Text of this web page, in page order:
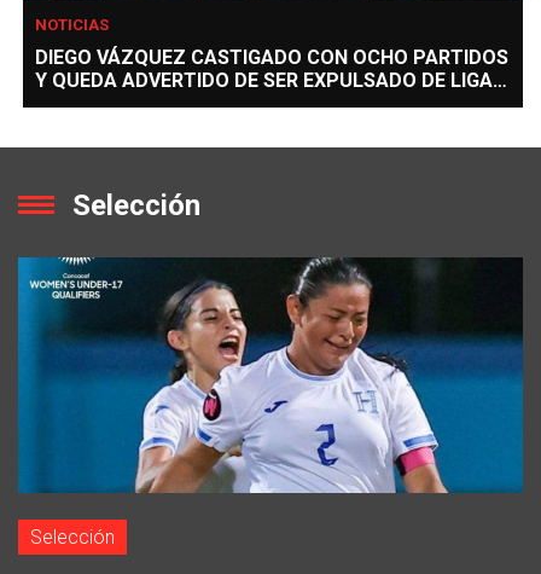
NOTICIAS
DIEGO VÁZQUEZ CASTIGADO CON OCHO PARTIDOS
Y QUEDA ADVERTIDO DE SER EXPULSADO DE LIGA
NACIONAL
Selección
Selección